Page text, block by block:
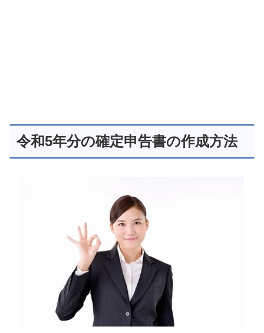
令和5年分の確定申告書の作成方法